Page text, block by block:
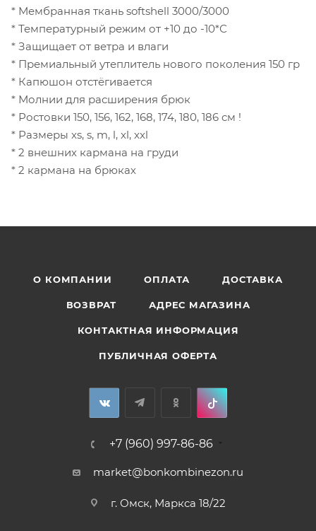
* Мембранная ткань softshell 3000/3000
* Температурный режим от +10 до -10*С
* Защищает от ветра и влаги
* Премиальный утеплитель нового поколения 150 гр
* Капюшон отстёгивается
* Молнии для расширения брюк
* Ростовки 150, 156, 162, 168, 174, 180, 186 см !
* Размеры xs, s, m, l, xl, xxl
* 2 внешних кармана на груди
* 2 кармана на брюках
О КОМПАНИИ ОПЛАТА ДОСТАВКА
ВОЗВРАТ АДРЕС МАГАЗИНА
КОНТАКТНАЯ ИНФОРМАЦИЯ
ПУБЛИЧНАЯ ОФЕРТА
+7 (960) 997-86-86
market@bonkombinezon.ru
г. Омск, Маркса 18/22